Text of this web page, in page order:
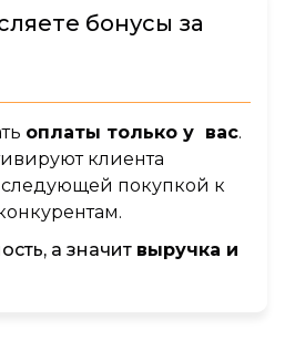
бонусы за
оплаты только у вас.
клиента
следующей покупкой к
а значит выручка и